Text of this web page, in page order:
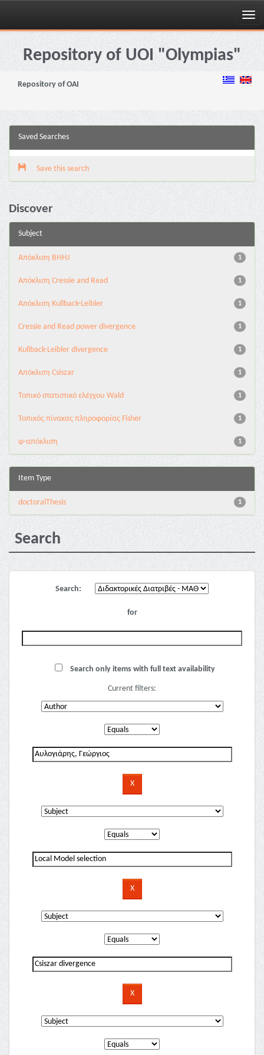
Skip
navigationRepository of UOI "Olympias"
Repository of OAI
Saved Searches
Save this search
Discover
Subject
1
Aπόκλιση BHHJ
1
Aπόκλιση Cressie and Read
1
Aπόκλιση Kullback-Leibler
1
Cressie and Read power divergence
1
Kullback-Leibler divergence
1
Απόκλιση Csiszar
1
Τοπικό στατιστικό ελέγχου Wald
1
Τοπικός πίνακας πληροφορίας Fisher
1
φ-απόκλιση
Item Type
1
doctoralThesis
Search
Search:
for
Search only items with full text availability
Current filters: